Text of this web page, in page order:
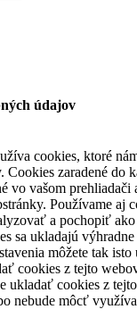
údajov
cookies, ktoré
Cookies zaradené do
vo vašom prehliadači
Používame aj
a pochopiť
sa ukladajú výhradne
môžete tak
cookies z tejto
ukladať cookies z
nebude môcť